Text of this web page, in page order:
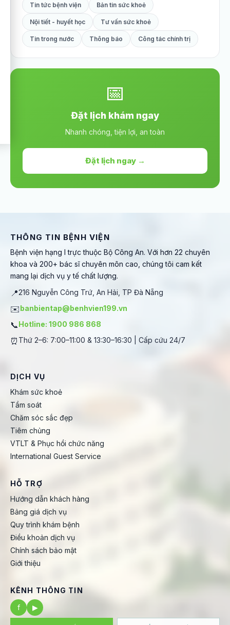
Tin tức bệnh viện Bản tin sức khoẻ
Nội tiết - huyết học Tư vấn sức khoẻ
Tin trong nước Thông báo Công tác chính trị
📅
Đặt lịch khám ngay
Nhanh chóng, tiện lợi, an toàn
Đặt lịch ngay →
THÔNG TIN BỆNH VIỆN
Bệnh viện hạng I trực thuộc Bộ Công An. Với hơn 22 chuyên
khoa và 200+ bác sĩ chuyên môn cao, chúng tôi cam kết
mang lại dịch vụ y tế chất lượng.
📍216 Nguyễn Công Trứ, An Hải, TP Đà Nẵng
✉️banbientap@benhvien199.vn
📞Hotline: 1900 986 868
⏰ Thứ 2–6: 7:00–11:00 & 13:30–16:30 | Cấp cứu 24/7
DỊCH VỤ
Khám sức khoẻ
Tầm soát
Chăm sóc sắc đẹp
Tiêm chủng
VTLT & Phục hồi chức năng
International Guest Service
HỖ TRỢ
Hướng dẫn khách hàng
Bảng giá dịch vụ
Quy trình khám bệnh
Điều khoản dịch vụ
Chính sách bảo mật
Giới thiệu
KÊNH THÔNG TIN
f
▶